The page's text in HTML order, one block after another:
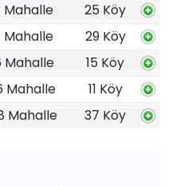
Mahalle
25 Köy
Mahalle
29 Köy
Mahalle
15 Köy
Mahalle
11 Köy
Mahalle 37 Köy